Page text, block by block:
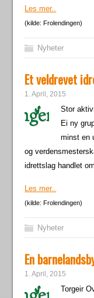
Les mer..
(kilde: Frolendingen)
Nyheter
Et veldrevet
1. April, 2015
Stor
Ei ny
minst en
og
idrettslag handlet
Les mer..
(kilde: Frolendingen)
Nyheter
En
1. April, 2015
Torgeir